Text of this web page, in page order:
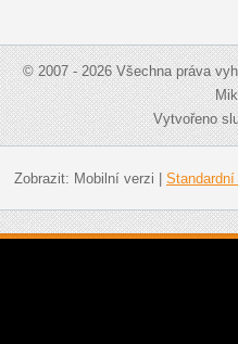
© 2007 - 2026 Všechna práva
Vytvořeno
Zobrazit: Mobilní verzi Standardní